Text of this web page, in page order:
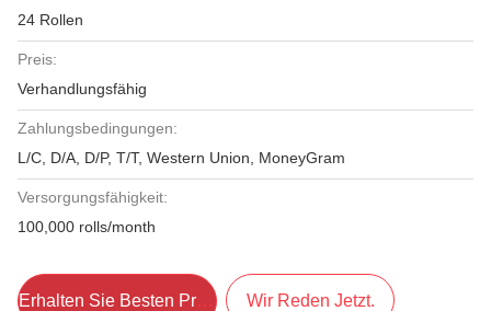
24 Rollen
Preis:
Verhandlungsfähig
Zahlungsbedingungen:
L/C, D/A, D/P, T/T, Western Union, MoneyGram
Versorgungsfähigkeit:
100,000 rolls/month
Erhalten Sie Besten Preis Wir Reden Jetzt.